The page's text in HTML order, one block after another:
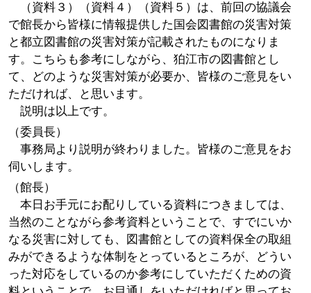
（資料３）（資料４）（資料５）は、前回の協議会
で館長から皆様に情報提供した国会図書館の災害対策
と都立図書館の災害対策が記載されたものになりま
す。こちらも参考にしながら、狛江市の図書館とし
て、どのような災害対策が必要か、皆様のご意見をい
ただければ、と思います。
説明は以上です。
（委員長）
事務局より説明が終わりました。皆様のご意見をお
伺いします。
（館長）
本日お手元にお配りしている資料につきましては、
当然のことながら参考資料ということで、すでにいか
なる災害に対しても、図書館としての資料保全の取組
みができるような体制をとっているところが、どうい
った対応をしているのか参考にしていただくための資